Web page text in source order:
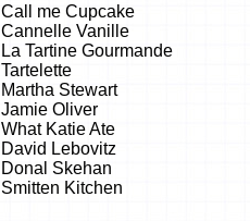
Call me Cupcake
Cannelle Vanille
La Tartine Gourmande
Tartelette
Martha Stewart
Jamie Oliver
What Katie Ate
David Lebovitz
Donal Skehan
Smitten Kitchen